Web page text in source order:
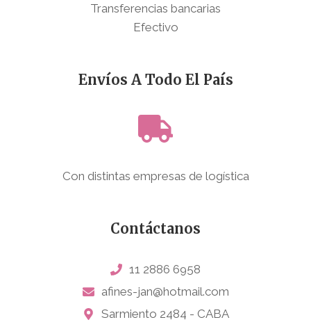
Transferencias bancarias
Efectivo
Envíos A Todo El País
Con distintas empresas de logística
Contáctanos
11 2886 6958
afines-jan@hotmail.com
Sarmiento 2484 - CABA